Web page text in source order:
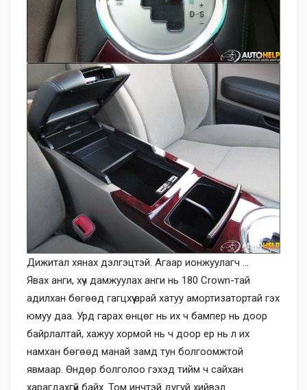
Дижитал хянах дэлгэцтэй. Агаар ионжуулагч …
Явах анги, хүч дамжуулах анги нь 180 Crown-тай
адилхан бөгөөд гагцхүү арай хатуу амортизатортай гэх
юмуу даа. Урд гарах өнцөг нь их ч бампер нь доор
байрлалтай, хажуу хормой нь ч доор ер нь л их
намхан бөгөөд манай замд тун болгоомжтой
явмаар. Өндөр болголоо гэхэд тийм ч сайхан
харагдахгүй байх. Том инчтэй дугуй хийвэл